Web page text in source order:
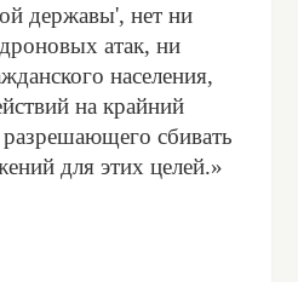
державы', нет ни
атак, ни
населения,
на крайний
сбивать
для этих целей.»